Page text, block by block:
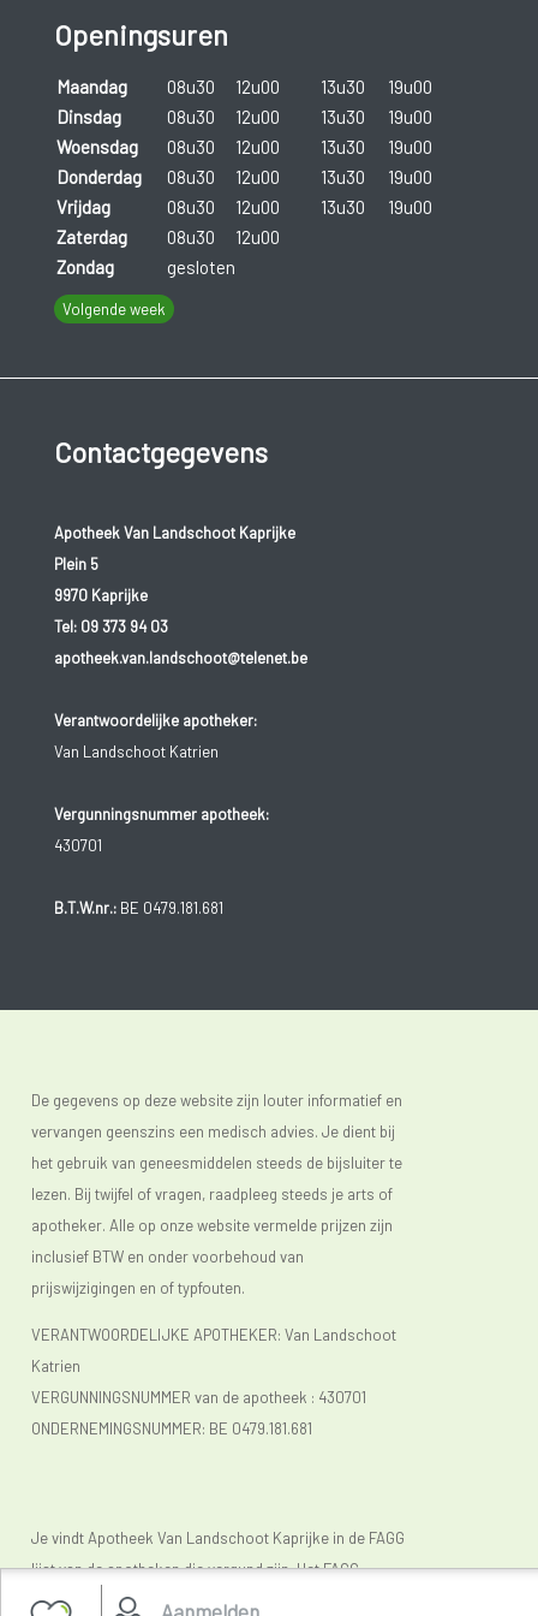
Aanmelden
Openingsuren
Maandag 08u30 12u00 13u30
19u00
Dinsdag
08u30 12u00 13u30
19u00
Woensdag
08u30 12u00 13u30
19u00
Donderdag
08u30 12u00 13u30
19u00
Vrijdag
08u30 12u00 13u30
19u00
Zaterdag
08u30
12u00
Zondag
gesloten
Volgende week
Contactgegevens
Apotheek Van Landschoot Kaprijke
Plein 5
9970 Kaprijke
Tel: 09 373 94 03
apotheek.van.landschoot@telenet.be
Verantwoordelijke apotheker:
Van Landschoot Katrien
Vergunningsnummer apotheek:
430701
B.T.W.nr.:BE 0479.181.681
De gegevens op deze website zijn louter informatief en
vervangen geenszins een medisch advies. Je dient bij
het gebruik van geneesmiddelen steeds de bijsluiter te
lezen. Bij twijfel of vragen, raadpleeg steeds je arts of
apotheker. Alle op onze website vermelde prijzen zijn
inclusief BTW en onder voorbehoud van
prijswijzigingen en of typfouten.
VERANTWOORDELIJKE APOTHEKER: Van Landschoot
Katrien
VERGUNNINGSNUMMER van de apotheek : 430701
ONDERNEMINGSNUMMER: BE 0479.181.681
Je vindt Apotheek Van Landschoot Kaprijke in de FAGG
lijst van de apotheken die vergund zijn. Het FAGG
(www.fagg.be)controleert de wettelikheid van de